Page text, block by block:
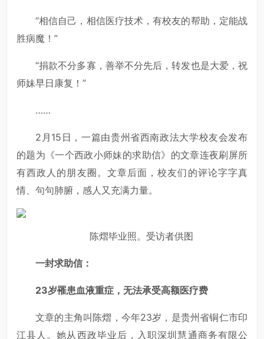
“相信自己，相信医疗技术，有校友的帮助，定能战
胜病魔！”
“捐款不分多寡，善举不分先后，转发也是大爱，祝
师妹早日康复！”
……
2月15日，一篇由贵州省西南政法大学校友会发布
的题为《一个西政小师妹的求助信》的文章连夜刷屏所
有西政人的朋友圈。文章后面，校友们的评论字字真
情、句句肺腑，感人又充满力量。
陈熠毕业照。受访者供图
一封求助信：
23岁罹患血液重症，无法承受高额医疗费
文章的主角叫陈熠，今年23岁，是贵州省铜仁市印
江县人。她从西政毕业后，入职深圳慧通商务有限公